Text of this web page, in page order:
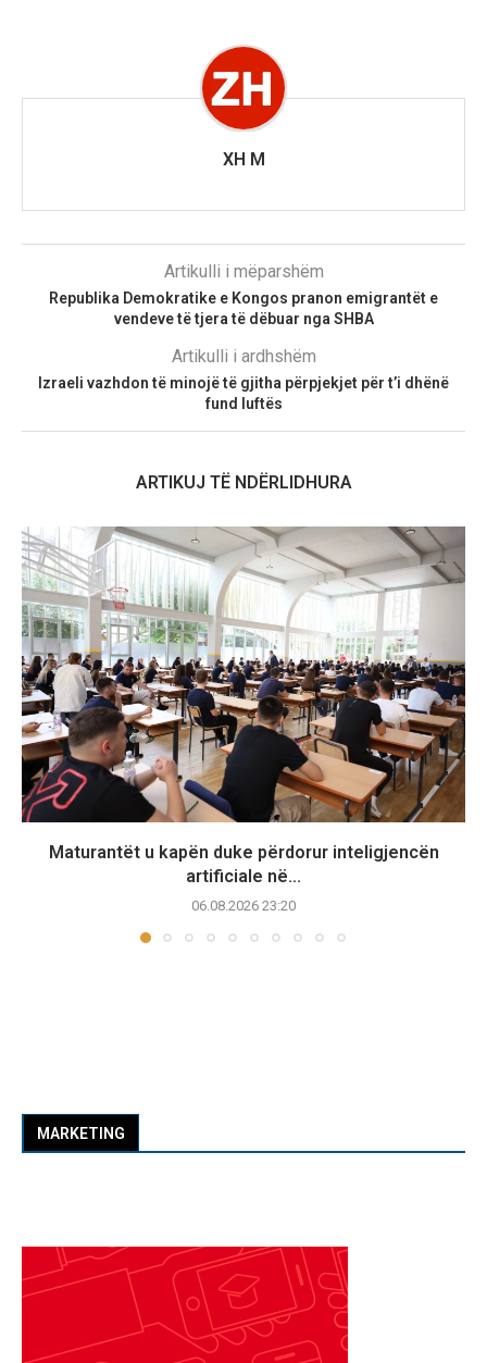
XH M
Artikulli i mëparshëm
Republika Demokratike e Kongos pranon emigrantët e
vendeve të tjera të dëbuar nga SHBA
Artikulli i ardhshëm
​​Izraeli vazhdon të minojë të gjitha përpjekjet për t’i dhënë
fund luftës
ARTIKUJ TË NDËRLIDHURA
Maturantët u kapën duke përdorur inteligjencën
artificiale në...
06.08.2026 23:20
MARKETING